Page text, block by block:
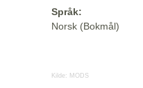
Språk:
Norsk (Bokmål)
Kilde: MODS